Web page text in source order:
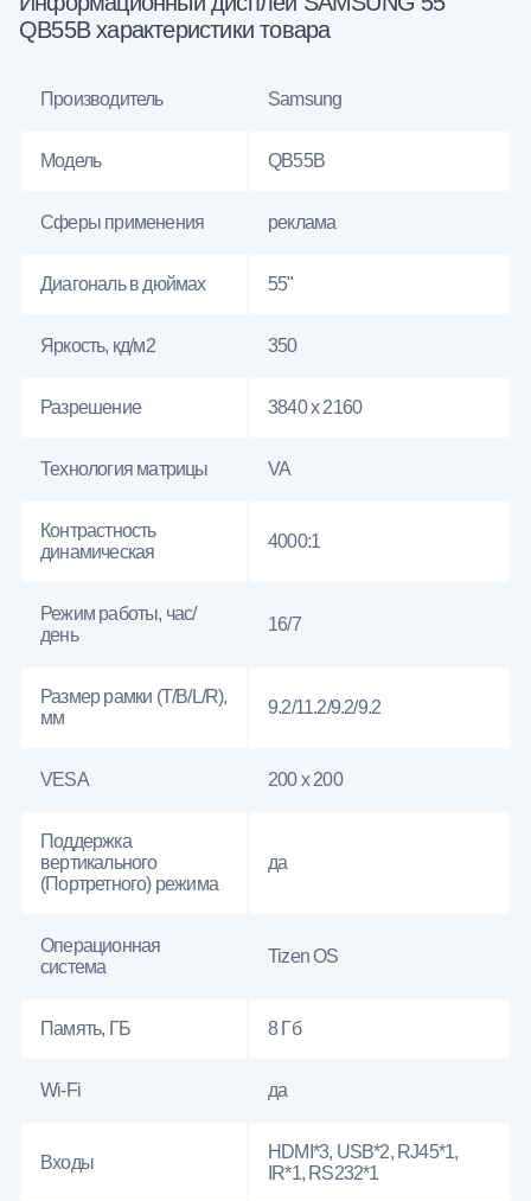
QB55B характеристики товара
Производитель Samsung
Модель QB55B
Сферы применения реклама
Диагональ в дюймах 55"
Яркость, кд/м2 350
Разрешение 3840 x 2160
Технология матрицы VA
Контрастность
динамическая
4000:1
Режим работы, час/
день
16/7
Размер рамки (T/B/L/R),
мм
9.2/11.2/9.2/9.2
VESA 200 x 200
Поддержка
вертикального
(Портретного) режима
да
Операционная
система
Tizen OS
Память, ГБ 8 Гб
Wi-Fi да
Входы
HDMI*3, USB*2, RJ45*1,
IR*1, RS232*1